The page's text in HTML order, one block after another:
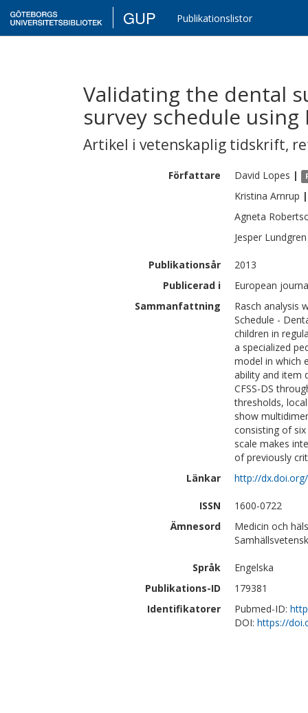
GUP Publikationslistor
Validating the dental
survey schedule using
Artikel i vetenskaplig tidskrift,
Författare David Lopes |
Kristina Arnrup |
Agneta
Jesper Lundgren
Publikationsår
2013
Publicerad i
European
Sammanfattning
Rasch analysis
Schedule -
children in
a specialized
model in which
ability and item
CFSS-DS
thresholds,
show
consisting of
scale makes
of previously
Länkar
http://
ISSN
1600-0722
Ämnesord
Medicin och
Språk
Engelska
Publikations-ID
179381
Identifikatorer
Pubmed-ID:
DOI: https://